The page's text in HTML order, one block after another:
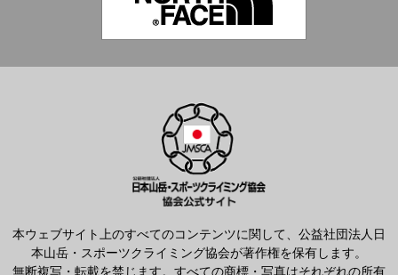
本ウェブサイト上のすべてのコンテンツに関して、公益社団法人日
本山岳・スポーツクライミング協会が著作権を保有します。
無断複写・転載を禁じます。すべての商標・写真はそれぞれの所有